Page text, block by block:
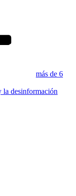
más de 6
la desinformación